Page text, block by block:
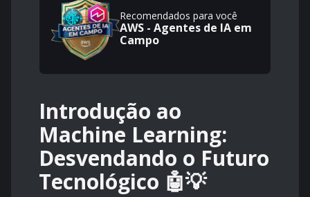
Recomendados para você
AWS - Agentes de IA em
Campo
Introdução ao
Machine Learning:
Desvendando o Futuro
Tecnológico 🤖💡